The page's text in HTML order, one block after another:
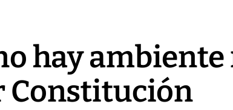
hay
Constitución